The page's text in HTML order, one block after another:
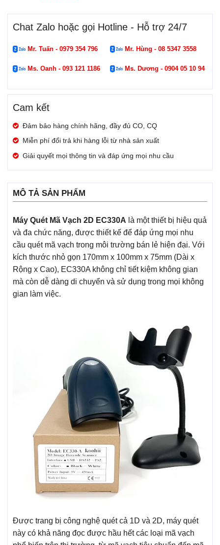
Chat Zalo hoặc gọi Hotline - Hỗ trợ 24/7
Mr. Tuấn - 0979 354 796 Mr. Hùng - 08 5347 3558
Ms. Oanh - 093 121 1186 Ms. Dương - 0904 05 10 94
Cam kết
Đảm bảo hàng chính hãng, đầy đủ CO, CQ
Miễn phí đổi trả khi hàng lỗi từ nhà sản xuất
Giải quyết mọi thông tin và đáp ứng mọi nhu cầu
MÔ TẢ SẢN PHẨM
Máy Quét Mã Vạch 2D EC330A là một thiết bị hiệu quả
và đa chức năng, được thiết kế để đáp ứng mọi nhu
cầu quét mã vạch trong môi trường bán lẻ hiện đại. Với
kích thước nhỏ gọn 170mm x 100mm x 75mm (Dài x
Rộng x Cao), EC330A không chỉ tiết kiệm không gian
mà còn dễ dàng di chuyển và sử dụng trong mọi không
gian làm việc.
Được trang bị công nghệ quét cả 1D và 2D, máy quét
này có khả năng đọc được hầu hết các loại mã vạch